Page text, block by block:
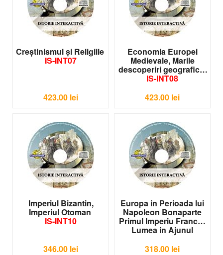
Creștinismul și Religiile
IS-INT07
423.00 lei
Economia Europei
Medievale, Marile
descoperiri geografice
IS-INT08
423.00 lei
Imperiul Bizantin,
Imperiul Otoman
IS-INT10
346.00 lei
Europa in Perioada lui
Napoleon Bonaparte
Primul Imperiu Francez
Lumea in Ajunul
Primului Război
Mondial
318.00 lei